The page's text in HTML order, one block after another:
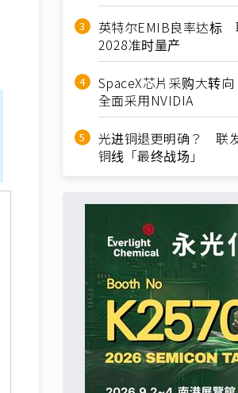
英特尔EMIB良率达标
2028准时量产
SpaceX芯片采购大转
全面采用NVIDIA
光进铜退更明确？ 联
铜线「最终战场」